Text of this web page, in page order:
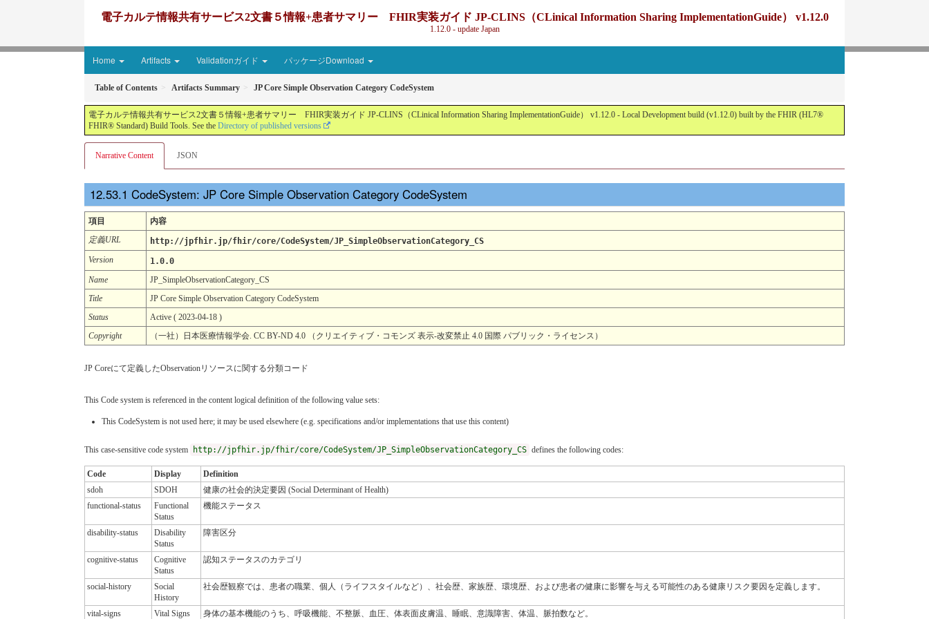
電子カルテ情報共有サービス2文書５情報+患者サマリー FHIR実装ガイド JP-CLINS（CLinical Information Sharing ImplementationGuide） v1.12.0
1.12.0 - update Japan
Home Artifacts Validationガイド パッケージDownload
Table of Contents Artifacts Summary JP Core Simple Observation Category CodeSystem
電子カルテ情報共有サービス2文書５情報+患者サマリー FHIR実装ガイド JP-CLINS（CLinical Information Sharing ImplementationGuide） v1.12.0 - Local Development build (v1.12.0) built by the FHIR (HL7®
FHIR® Standard) Build Tools. See the Directory of published versions
Narrative Content JSON
CodeSystem: JP Core Simple Observation Category CodeSystem
項目
内容
定義URL
http://jpfhir.jp/fhir/core/CodeSystem/JP_SimpleObservationCategory_CS
Version
1.0.0
Name
JP_SimpleObservationCategory_CS
Title
JP Core Simple Observation Category CodeSystem
Status
Active ( 2023-04-18 )
Copyright
（一社）日本医療情報学会. CC BY-ND 4.0 （クリエイティブ・コモンズ 表示-改変禁止 4.0 国際 パブリック・ライセンス）
JP Coreにて定義したObservationリソースに関する分類コード
This Code system is referenced in the content logical definition of the following value sets:
This CodeSystem is not used here; it may be used elsewhere (e.g. specifications and/or implementations that use this content)
This case-sensitive code system http://jpfhir.jp/fhir/core/CodeSystem/JP_SimpleObservationCategory_CS defines the following codes:
Code Display
Definition
sdoh
SDOH
健康の社会的決定要因 (Social Determinant of Health)
functional-status
Functional
Status
機能ステータス
disability-status
Disability
Status
障害区分
cognitive-status
Cognitive
Status
認知ステータスのカテゴリ
social-history
Social
History
社会歴観察では、患者の職業、個人（ライフスタイルなど）、社会歴、家族歴、環境歴、および患者の健康に影響を与える可能性のある健康リスク要因を定義します。
vital-signs Vital Signs 身体の基本機能のうち、呼吸機能、不整脈、血圧、体表面皮膚温、睡眠、意識障害、体温、脈拍数など。